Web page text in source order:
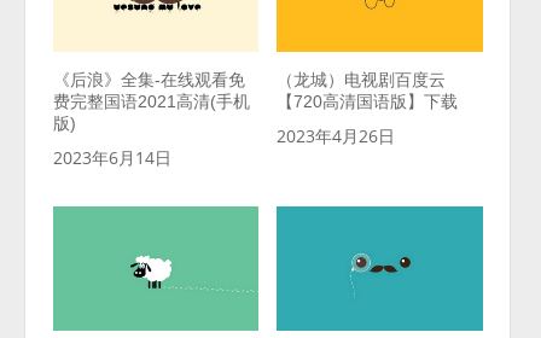
《后浪》全集-在线观看免
费完整国语2021高清(手机
版)
2023年6月14日
（龙城）电视剧百度云
【720高清国语版】下载
2023年4月26日